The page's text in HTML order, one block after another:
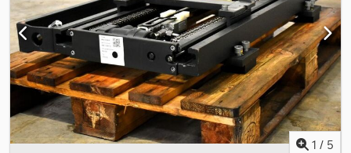
Eigenschwerpunkt: 220 mm. Cjdpfx Abow Uxv Ej Rsrf
1 / 5